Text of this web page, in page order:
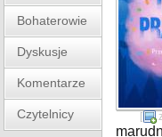
Bohaterowie
Dyskusje
Komentarze
Czytelnicy [